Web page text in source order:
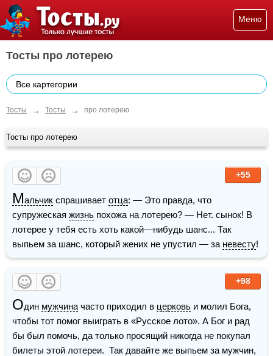
Меню
Тосты про лотерею
Все картегории
Тосты → Тосты → про лотерею
Тосты про лотерею
+55
Мальчик спрашивает отца: — Это правда, что
супружеская жизнь похожа на лотерею? — Нет. сынок! В
лотерее у тебя есть хоть какой—нибудь шанс... Так
выпьем за шанс, который жених не упустил — за невесту!
+98
Один мужчина часто приходил в церковь и молил Бога,
чтобы тот помог выиграть в «Русское лото». А Бог и рад
бы был помочь, да только просящий никогда не покупал
билеты этой лотереи.  Так давайте же выпьем за мужчин,